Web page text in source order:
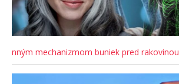
nným mechanizmom buniek pred rakovinou